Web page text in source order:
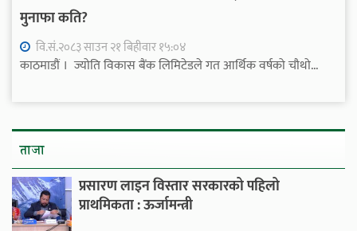
मुनाफा कति?
वि.सं.२०८३ साउन २१ बिहीवार १५:०४
काठमाडौं । ज्योति विकास बैंक लिमिटेडले गत आर्थिक वर्षको चौथो...
ताजा
प्रसारण लाइन विस्तार सरकारको पहिलो
प्राथमिकता : ऊर्जामन्त्री